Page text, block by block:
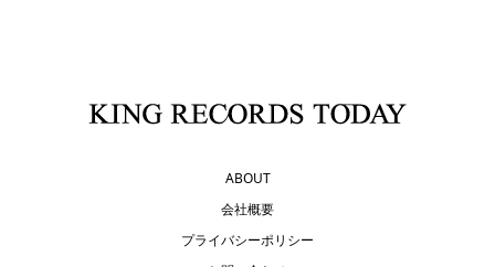
ABOUT
会社概要
プライバシーポリシー